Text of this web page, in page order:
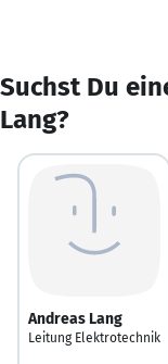
Suchst Du
Lang?
Andreas Lang
Leitung Elektrotechnik